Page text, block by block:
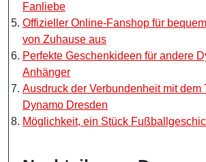
Fanliebe
Offizieller Online-Fanshop für
von Zuhause aus
Perfekte Geschenkideen für andere
Anhänger
Ausdruck der Verbundenheit mit dem
Dynamo Dresden
Möglichkeit, ein Stück